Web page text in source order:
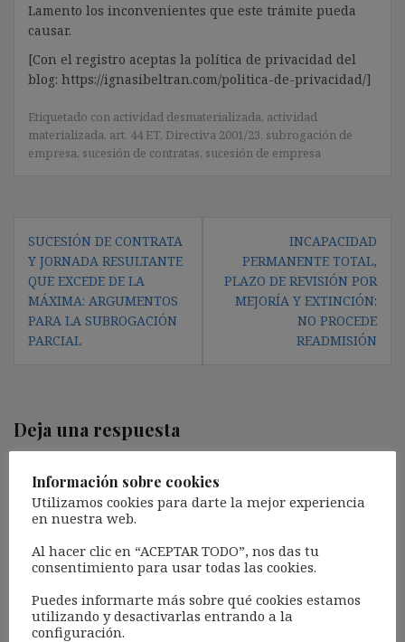
Lamento los inconvenientes que este trámite pueda
causar.
[Con el registro aceptas la política de privacidad del
blog: https://ignasibeltran.com/politica-de-privacidad/]
Etiquetado con actividad desmaterializada, actividad
materializada, art. 44 ET, Directiva 2001/23, subrogación de
empresa, sucesión de contratas, sucesión de empresa
Navegación
de
entradas
SUCESIÓN DE CONTRATA
Y JORNADA RESULTANTE
QUE EXCEDE DE LA
MÁXIMA: ARGUMENTOS
PARA LA SUBROGACIÓN
PARCIAL
INCAPACIDAD
PERMANENTE TOTAL,
PLAZO DE REVISIÓN POR
MEJORÍA Y EXTINCIÓN:
NO PROCEDE
READMISIÓN
Deja una respuesta
campos obligatorios están marcados con
Comentario*
Información sobre cookies
Utilizamos cookies para darte la mejor experiencia
en nuestra web.
Al hacer clic en “ACEPTAR TODO”, nos das tu
consentimiento para usar todas las cookies.
Puedes informarte más sobre qué cookies estamos
utilizando y desactivarlas entrando a la
configuración.